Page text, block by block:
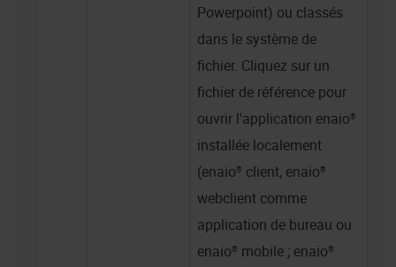
Powerpoint) ou classés
dans le système de
fichier. Cliquez sur un
fichier de référence pour
ouvrir l'application enaio®
installée localement
(enaio® client, enaio®
webclient comme
application de bureau ou
enaio® mobile ; enaio®